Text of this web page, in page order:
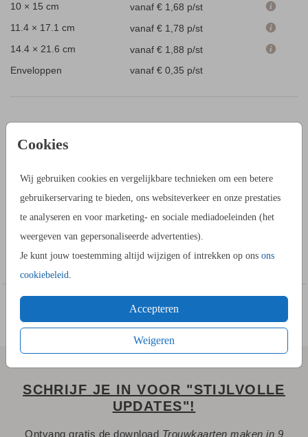
Cookies
Wij gebruiken cookies en vergelijkbare technieken om een betere
gebruikerservaring te bieden, ons websiteverkeer en onze prestaties
te analyseren en voor marketing- en sociale mediadoeleinden (het
weergeven van gepersonaliseerde advertenties).
Je kunt jouw toestemming altijd wijzigen of intrekken op ons ons
cookiebeleid.
Accepteren
Weigeren
10 × 15 cm
vanaf € 1,68 p/st
11.4 × 17.1 cm
vanaf € 1,78 p/st
14.4 × 21.6 cm
vanaf € 1,88 p/st
Enveloppen
vanaf € 0,35 p/st
Je maakt een unieke kaart met wit kader met dit voorbeeld.
Het kleurvlak kun je in de kaartopmaker aanpassen naar elke
gewenste kleur. Door te schuiven met de transparantie kun je
veel kleuren kiezen. Maak ook gebruik van onze uitgebreide
beeldbank, leuke lettertypes. Een foto kun je ook uploaden.
Daarna sla je de trouwkaart op in je account en bestel je een
proefdruk.
elk beeldscherm en gekozen
papiersoort geeft een andere resultaat van de
resultaat te bekijken.
HOE WERKT HET?
Toon meer
SCHRIJF JE IN VOOR "STIJLVOLLE
UPDATES"!
Ontvang gratis de download Trouwkaarten maken in 9